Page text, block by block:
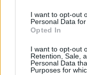
I want to opt-out
Personal Data
Opted In
I want to opt-out
Retention, Sale,
Personal Data
Purposes for
LAISSER UN
Votre adresse e-mail
obligatoires sont